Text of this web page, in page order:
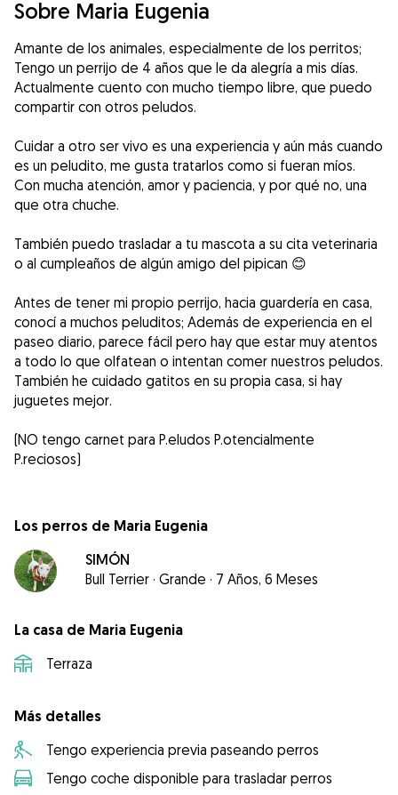
Sobre Maria Eugenia
Amante de los animales, especialmente de los perritos;
Tengo un perrijo de 4 años que le da alegría a mis días.
Actualmente cuento con mucho tiempo libre, que puedo
compartir con otros peludos.
Cuidar a otro ser vivo es una experiencia y aún más cuando
es un peludito, me gusta tratarlos como si fueran míos.
Con mucha atención, amor y paciencia, y por qué no, una
que otra chuche.
También puedo trasladar a tu mascota a su cita veterinaria
o al cumpleaños de algún amigo del pipican 😊
Antes de tener mi propio perrijo, hacia guardería en casa,
conocí a muchos peluditos; Además de experiencia en el
paseo diario, parece fácil pero hay que estar muy atentos
a todo lo que olfatean o intentan comer nuestros peludos.
También he cuidado gatitos en su propia casa, si hay
juguetes mejor.
(NO tengo carnet para P.eludos P.otencialmente
P.reciosos)
Los perros de Maria Eugenia
SIMÓN
Bull Terrier · Grande · 7 Años, 6 Meses
La casa de Maria Eugenia
Terraza
Más detalles
Tengo experiencia previa paseando perros
Tengo coche disponible para trasladar perros